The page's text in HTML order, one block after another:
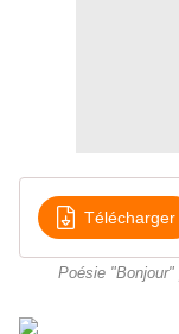
Télécharger
Poésie "Bonjour"